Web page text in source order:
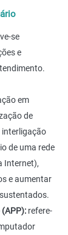
se
e
em
de
de uma rede
Internet),
e aumentar
refere-